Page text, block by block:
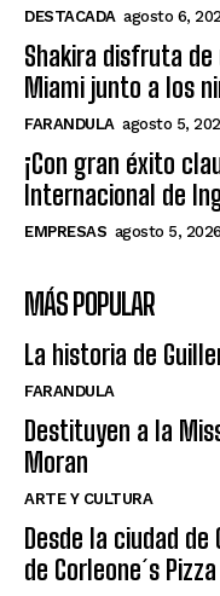
DESTACADA agosto 6,
Shakira disfruta de
Miami junto a los
FARANDULA agosto 5,
¡Con gran éxito
Internacional de
EMPRESAS agosto 5, 2026
MÁS POPULAR
La historia de
FARANDULA
Destituyen a la
Moran
ARTE Y CULTURA
Desde la ciudad
de Corleone´s Pizza